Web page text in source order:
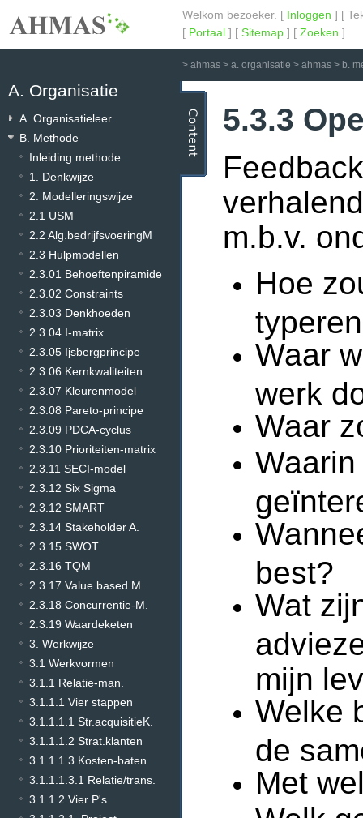
Welkom bezoeker. [ Inloggen ] [
[ Portaal ] [ Sitemap ] [ Zoeken ]
> ahmas > a. organisatie > ahmas > b.
A. Organisatie
A. Organisatieleer
B. Methode
Inleiding methode
1. Denkwijze
2. Modelleringswijze
2.1 USM
2.2 Alg.bedrijfsvoeringM
2.3 Hulpmodellen
2.3.01 Behoeftenpiramide
2.3.02 Constraints
2.3.03 Denkhoeden
2.3.04 I-matrix
2.3.05 Ijsbergprincipe
2.3.06 Kernkwaliteiten
2.3.07 Kleurenmodel
2.3.08 Pareto-principe
2.3.09 PDCA-cyclus
2.3.10 Prioriteiten-matrix
2.3.11 SECI-model
2.3.12 Six Sigma
2.3.12 SMART
2.3.14 Stakeholder A.
2.3.15 SWOT
2.3.16 TQM
2.3.17 Value based M.
2.3.18 Concurrentie-M.
2.3.19 Waardeketen
3. Werkwijze
3.1 Werkvormen
3.1.1 Relatie-man.
3.1.1.1 Vier stappen
3.1.1.1.1 Str.acquisitieK.
3.1.1.1.2 Strat.klanten
3.1.1.1.3 Kosten-baten
3.1.1.1.3.1 Relatie/trans.
3.1.1.2 Vier P's
5.3.3
m.b.v.
Hoe
Waar
werk
Waar
best?
Wat
mijn
Welke
de
Met